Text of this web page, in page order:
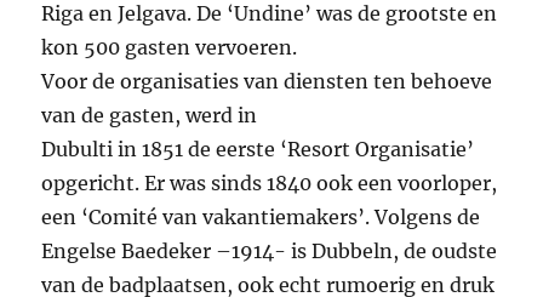
Riga en Jelgava. De ‘Undine’ was de grootste en
kon 500 gasten vervoeren.
Voor de organisaties van diensten ten behoeve
van de gasten, werd in
Dubulti in 1851 de eerste ‘Resort Organisatie’
opgericht. Er was sinds 1840 ook een voorloper,
een ‘Comité van vakantiemakers’. Volgens de
Engelse Baedeker –1914- is Dubbeln, de oudste
van de badplaatsen, ook echt rumoerig en druk